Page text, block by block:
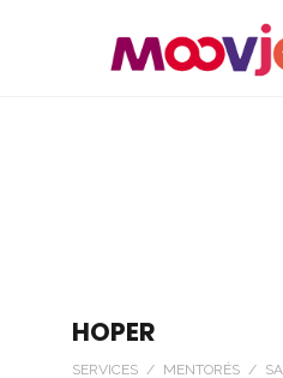
HOPER
SERVICES / MENTORÉS /